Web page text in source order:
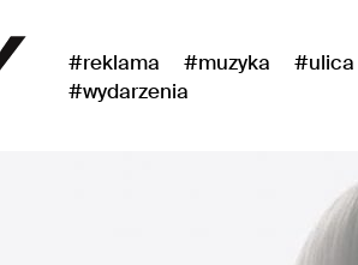
#reklama #muzyka #ulica
#wydarzenia